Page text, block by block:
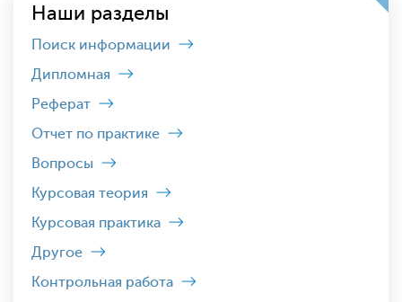
Наши разделы
Поиск информации
Дипломная
Реферат
Отчет по практике
Вопросы
Курсовая теория
Курсовая практика
Другое
Контрольная работа